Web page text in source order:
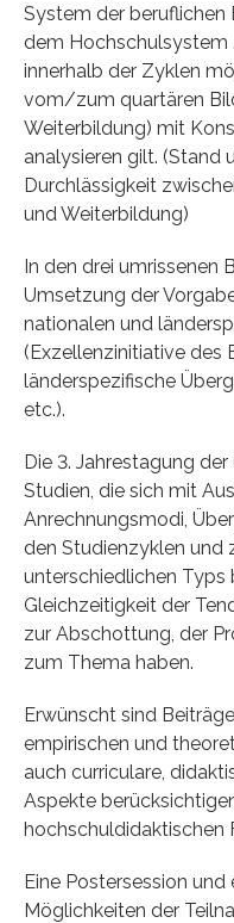
System der beruflichen
dem Hochschulsystem
innerhalb der Zyklen
vom/zum quartären
Weiterbildung) mit
analysieren gilt. (Stand
Durchlässigkeit
und Weiterbildung)
In den drei umrissenen
Umsetzung der
nationalen und
(Exzellenzinitiative des
länderspezifische
etc.).
Die 3. Jahrestagung
Studien, die sich mit
Anrechnungsmodi,
den Studienzyklen und
unterschiedlichen Typs
Gleichzeitigkeit der
zur Abschottung, der
zum Thema haben.
Erwünscht sind
empirischen und
auch curriculare,
Aspekte
hochschuldidaktischen
Eine Postersession
Möglichkeiten der